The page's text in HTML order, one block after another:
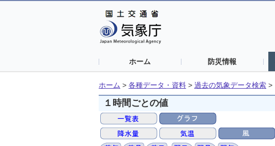
ホーム 防災情報
ホーム > 各種データ・資料 > 過去の気象データ検索 >
１時間ごとの値